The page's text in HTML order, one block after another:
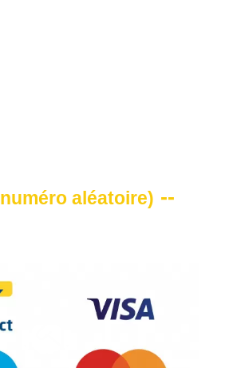
numéro aléatoire) --